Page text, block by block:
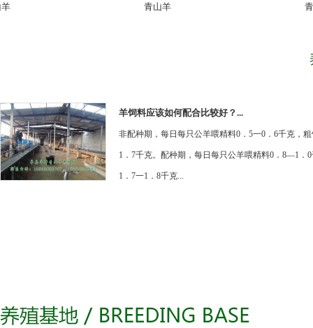
青山羊 青山
羊饲料应该如何配合比较好？...
非配种期，每日每只公羊喂精料0．5一0．6千克，
1．7千克。配种期，每日每只公羊喂精料0．8—1．
1．7一1．8千克...